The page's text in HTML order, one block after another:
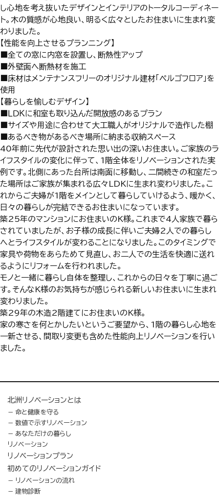
し心地を考え抜いたデザインとインテリアのトータルコーディネー
ト。木の質感が心地良い、明るく広々としたお住まいに生まれ変
わりました。
【性能を向上させるプランニング】
■全ての窓に内窓を設置し、断熱性アップ
■外壁面へ断熱材を施工
■床材はメンテナンスフリーのオリジナル建材「ペルゴフロア」を
使用
【暮らしを愉しむデザイン】
■ＬＤＫに和室も取り込んだ開放感のあるプラン
■サイズや用途に合わせて大工職人がオリジナルで造作した棚
■あるべき物があるべき場所に納まる収納スペース
40年前に先代が設計された思い出の深いお住まい。ご家族のラ
イフスタイルの変化に伴って、1階全体をリノベーションされた実
例です。北側にあった台所は南面に移動し、二間続きの和室だっ
た場所はご家族が集まれる広々LDKに生まれ変わりました。こ
れからご夫婦が1階をメインとして暮らしていけるよう、暖かく、
日々の暮らしが完結できるお住まいになっています。
築25年のマンションにお住まいのK様。これまで4人家族で暮ら
されていましたが、お子様の成長に伴いご夫婦2人での暮らし
へとライフスタイルが変わることになりました。このタイミングで
家具や荷物をあらためて見直し、お二人での生活を快適に送れ
るようにリフォームを行われました。
モノと一緒に暮らし自体を整理し、これからの日々を丁寧に過ご
す。そんなK様のお気持ちが感じられる新しいお住まいに生まれ
変わりました。
築29年の木造2階建てにお住まいのK様。
家の寒さを何とかしたいというご要望から、1階の暮らし心地を
一新させる、間取り変更も含めた性能向上リノベーションを行い
ました。
北洲リノベーションとは
命と健康を守る
数値で示すリノベーション
あなただけの暮らし
リノベーション
リノベーションプラン
初めてのリノベーションガイド
リノベーションの流れ
建物診断